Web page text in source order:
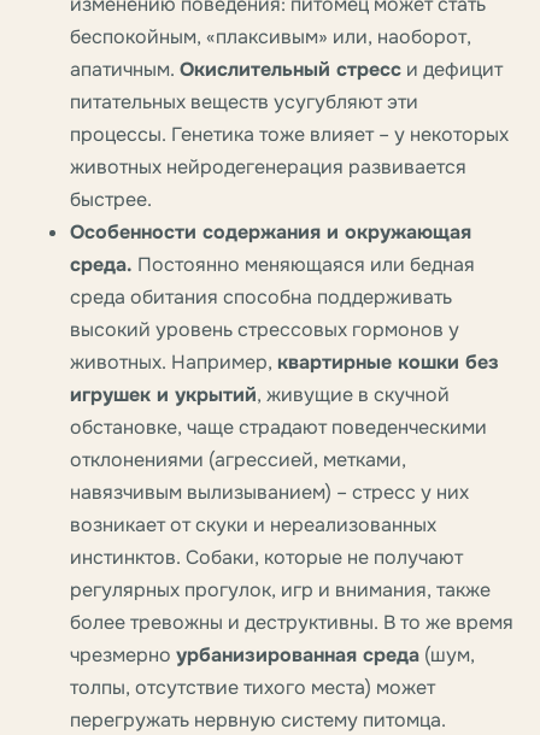
беспокойным, «плаксивым» или, наоборот,
апатичным. Окислительный стресс и дефицит
питательных веществ усугубляют эти
процессы. Генетика тоже влияет – у некоторых
животных нейродегенерация развивается
быстрее.
Особенности содержания и окружающая
среда. Постоянно меняющаяся или бедная
среда обитания способна поддерживать
высокий уровень стрессовых гормонов у
животных. Например, квартирные кошки без
игрушек и укрытий, живущие в скучной
обстановке, чаще страдают поведенческими
отклонениями (агрессией, метками,
навязчивым вылизыванием) – стресс у них
возникает от скуки и нереализованных
инстинктов. Собаки, которые не получают
регулярных прогулок, игр и внимания, также
более тревожны и деструктивны. В то же время
чрезмерно урбанизированная среда (шум,
толпы, отсутствие тихого места) может
перегружать нервную систему питомца.